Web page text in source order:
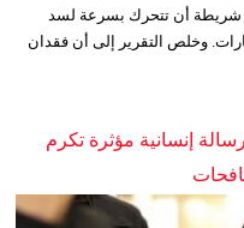
شريطة أن تتحرك بسرعة لسد
وخلص التقرير إلى أن فقدان
إنسانية مؤثرة تكرم